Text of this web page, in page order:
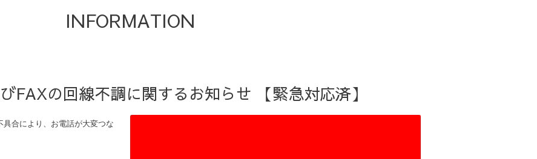
INFORMATION
FAXの回線不調に関するお知らせ 【緊急対応済】
具合により、お電話が大変つな